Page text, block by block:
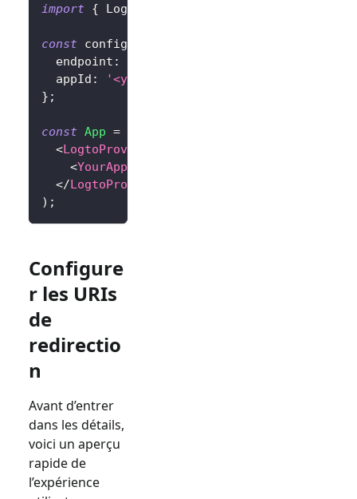
import { LogtoProvider
const config
  endpoint
:
  appId
: '<your-application-id>'
} ;
const App =
<LogtoProvider
<YourAppContent
</LogtoProvider
) ;
Configure
r les URIs
de
redirectio
n
Avant d’entrer
dans les détails,
voici un aperçu
rapide de
l’expérience